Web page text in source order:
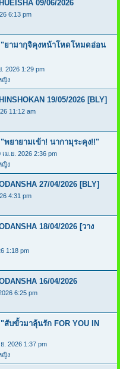
09/06/2026
6:13 pm
"ยามากุจิคุงหน้าโหดโหมดอ่อน
2026 1:29 pm
ญิง
19/05/2026 [BLY]
11:12 am
"พยายามเข้า! นากามุระคุง!!"
ม.ย. 2026 2:36 pm
ญิง
27/04/2026 [BLY]
4:31 pm
18/04/2026 [วาง
1:18 pm
16/04/2026
6:25 pm
สับขั้วมาลุ้นรัก FOR YOU IN
. 2026 1:37 pm
ญิง